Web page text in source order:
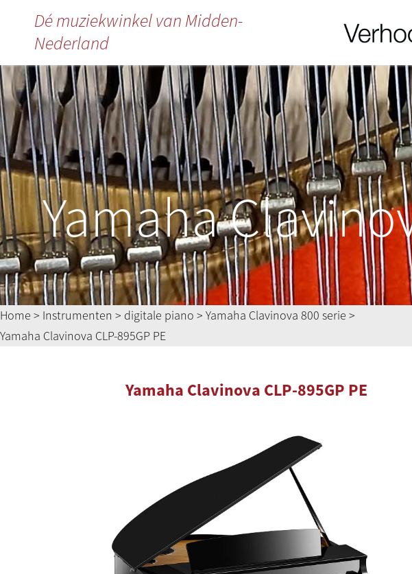
Dé muziekwinkel van Midden-
Nederland
Yamaha
Home > Instrumenten > digitale piano > Yamaha Clavinova 800 serie >
Yamaha Clavinova CLP-895GP PE
Yamaha Clavinova CLP-895GP PE